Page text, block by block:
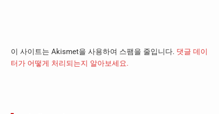
이 사이트는 Akismet을 사용하여 스팸을 줄입니다. 댓글 데이
터가 어떻게 처리되는지 알아보세요.